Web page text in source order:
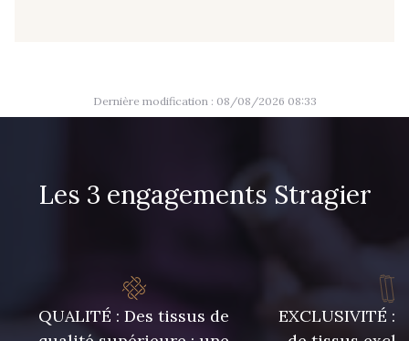
Dernière modification : 08/08/2026 08:33
Les 3 engagements Stragier
QUALITÉ : Des tissus de
EXCLUSIVITÉ :